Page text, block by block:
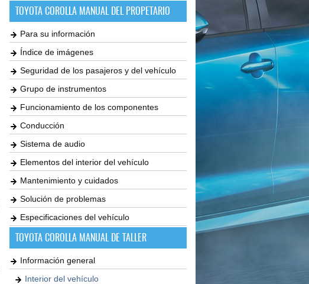
TOYOTA COROLLA MANUAL DEL PROPETARIO
Para su información
Índice de imágenes
Seguridad de los pasajeros y del vehículo
Grupo de instrumentos
Funcionamiento de los componentes
Conducción
Sistema de audio
Elementos del interior del vehículo
Mantenimiento y cuidados
Solución de problemas
Especificaciones del vehículo
TOYOTA COROLLA MANUAL DE TALLER
Información general
Interior del vehículo